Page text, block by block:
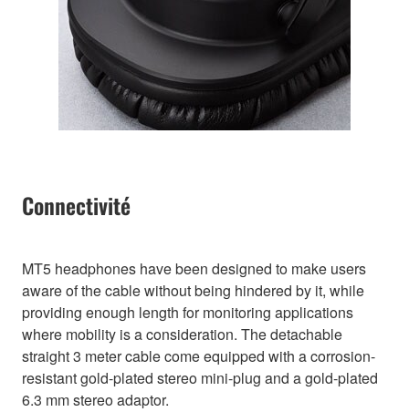
Connectivité
MT5 headphones have been designed to make users
aware of the cable without being hindered by it, while
providing enough length for monitoring applications
where mobility is a consideration. The detachable
straight 3 meter cable come equipped with a corrosion-
resistant gold-plated stereo mini-plug and a gold-plated
6.3 mm stereo adaptor.